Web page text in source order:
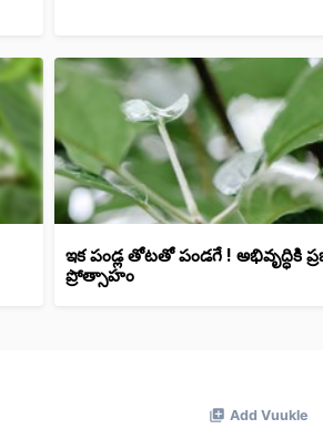
ఇక పండ్ల తోటతో పండగే ! అభివృద్ధికి
ప్రోత్సాహం